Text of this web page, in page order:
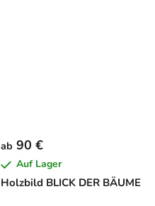
Holzbild BLICK DER BÄUME
ab 90 €
Auf Lager